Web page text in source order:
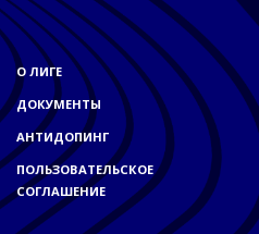
О ЛИГЕ
ДОКУМЕНТЫ
АНТИДОПИНГ
ПОЛЬЗОВАТЕЛЬСКОЕ
СОГЛАШЕНИЕ